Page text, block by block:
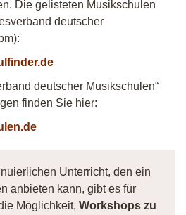
Die gelisteten Musikschulen
deutscher
deutscher Musikschulen“
finden Sie hier:
Unterricht, den ein
anbieten kann, gibt es für
Möglichkeit, Workshops zu